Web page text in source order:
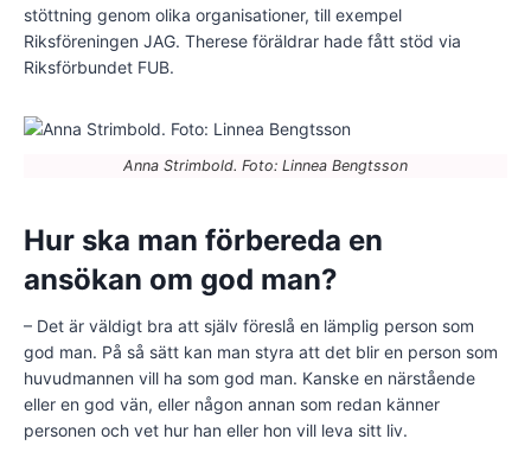
stöttning genom olika organisationer, till exempel
Riksföreningen JAG. Therese föräldrar hade fått stöd via
Riksförbundet FUB.
Anna Strimbold. Foto: Linnea Bengtsson
Hur ska man förbereda en
ansökan om god man?
– Det är väldigt bra att själv föreslå en lämplig person som
god man. På så sätt kan man styra att det blir en person som
huvudmannen vill ha som god man. Kanske en närstående
eller en god vän, eller någon annan som redan känner
personen och vet hur han eller hon vill leva sitt liv.